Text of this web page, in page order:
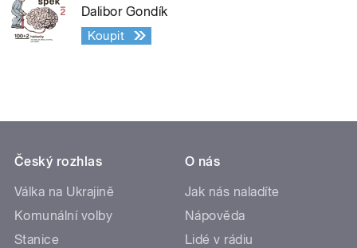
Dalibor Gondík
Koupit
Český rozhlas
Válka na Ukrajině
Komunální volby
Stanice
O nás
Jak nás naladíte
Nápověda
Lidé v rádiu